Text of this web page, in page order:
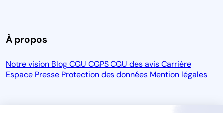
À propos
Notre vision BlogCGU CGPSCGU des avisCarrière
Espace Presse Protection des données Mention légales